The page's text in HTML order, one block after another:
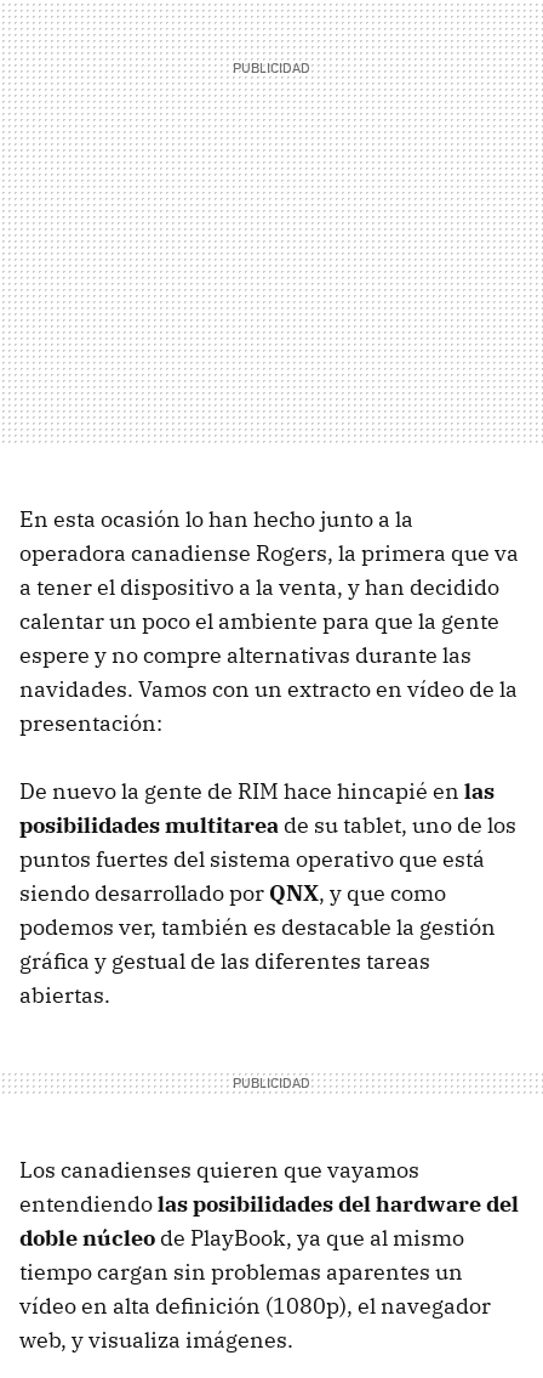
En esta ocasión lo han hecho junto a la
operadora canadiense Rogers, la primera que va
a tener el dispositivo a la venta, y han decidido
calentar un poco el ambiente para que la gente
espere y no compre alternativas durante las
navidades. Vamos con un extracto en vídeo de la
presentación:
De nuevo la gente de RIM hace hincapié en las
posibilidades multitarea de su tablet, uno de los
puntos fuertes del sistema operativo que está
siendo desarrollado por QNX, y que como
podemos ver, también es destacable la gestión
gráfica y gestual de las diferentes tareas
abiertas.
Los canadienses quieren que vayamos
entendiendolas posibilidades del hardware del
doble núcleo de PlayBook, ya que al mismo
tiempo cargan sin problemas aparentes un
vídeo en alta definición (1080p), el navegador
web, y visualiza imágenes.